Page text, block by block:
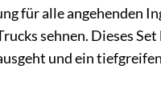
für alle angehenden
sehnen. Dieses
und ein